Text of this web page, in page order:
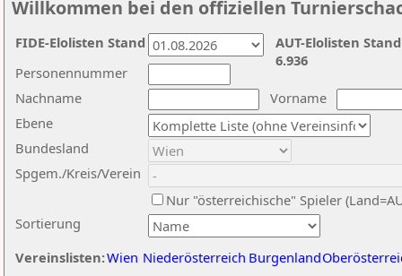
Willkommen bei den offiziellen
Nachname
Vorname
Ebene
Sortierung
Personennummer
Bundesland
Spgem./Kreis/Verein
Nur "österreichische" Spieler
Vereinslisten:Wien Niederösterreich Burgenland
AUT-Elolisten
6.936
FIDE-Elolisten Stand